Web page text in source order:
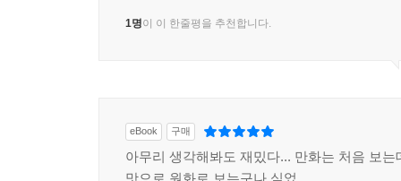
1명이 이 한줄평을 추천합니다.
eBook 구매
아무리 생각해봐도 재밌다... 만화는 처음 보는
맛으로 원화로 보는구나 싶었